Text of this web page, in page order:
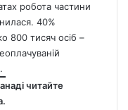
робота частини
40%
800 тисяч осіб –
читайте
.